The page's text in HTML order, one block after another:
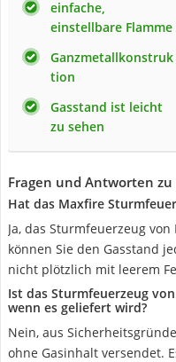
einfache,
einstellbare Flamme
Ganzmetallkonstruk
tion
Gasstand ist leicht
zu sehen
Fragen und Antworten
Hat das Maxfire
Ja, das Sturmfeuerzeug
können Sie den Gasstand
nicht plötzlich mit leerem
Ist das Sturmfeuerzeug
wenn es geliefert wird?
Nein, aus
ohne Gasinhalt versendet.